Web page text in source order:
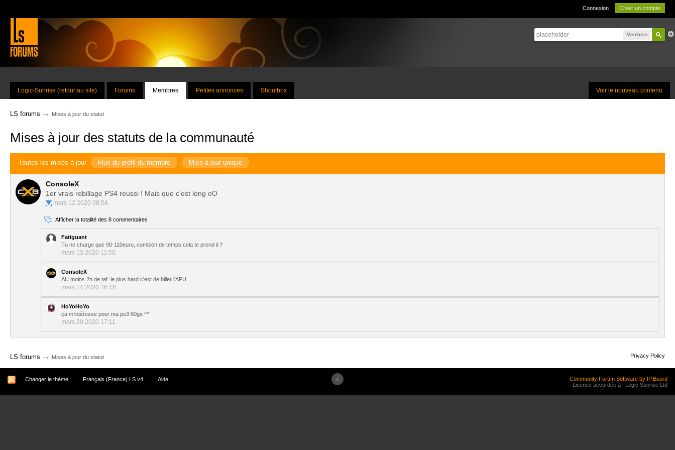
Connexion Créer un compte
Membres
Voir le nouveau contenu
Logic-Sunrise (retour au site) Forums Membres Petites annonces Shoutbox
LS forums → Mises à jour du statut
Mises à jour des statuts de la communauté
Toutes les mises à jour Flux du profil du membre Mise à jour unique
ConsoleX
1er vrais rebillage PS4 reussi ! Mais que c'est long oO
mars 12 2020 08:54
Afficher la totalité des 8 commentaires
Fatiguant
Tu ne charge que 90-110euro, combien de temps cela te prend il ?
mars 13 2020 11:50
ConsoleX
AU moins 2h de taf. le plus hard c'est de biller l'APU
mars 14 2020 16:16
HoYoHoYo
ça m’intéresse pour ma ps3 60go ^^
mars 20 2020 17:11
LS forums → Mises à jour du statut Privacy Policy
Changer le thème Français (France) LS v4 Aide
Community Forum Software by IP.Board
Licence accordée à : Logic Sunrise Ltd